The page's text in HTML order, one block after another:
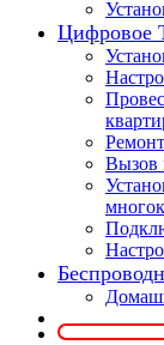
Цифровое
Вызов